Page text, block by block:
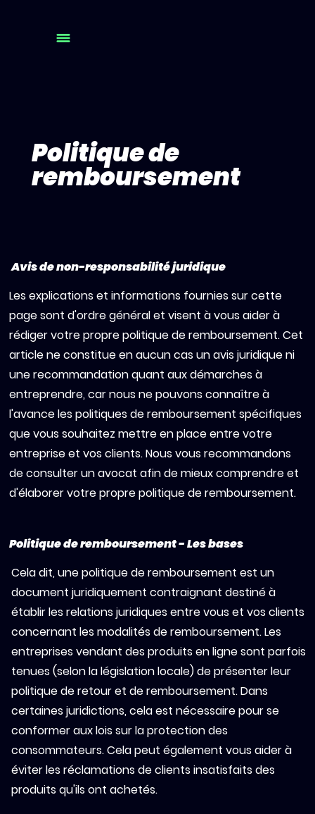
Politique de
remboursement
Avis de non-responsabilité juridique
Les explications et informations fournies sur cette
page sont d'ordre général et visent à vous aider à
rédiger votre propre politique de remboursement. Cet
article ne constitue en aucun cas un avis juridique ni
une recommandation quant aux démarches à
entreprendre, car nous ne pouvons connaître à
l'avance les politiques de remboursement spécifiques
que vous souhaitez mettre en place entre votre
entreprise et vos clients. Nous vous recommandons
de consulter un avocat afin de mieux comprendre et
d'élaborer votre propre politique de remboursement.
Politique de remboursement - Les bases
Cela dit, une politique de remboursement est un
document juridiquement contraignant destiné à
établir les relations juridiques entre vous et vos clients
concernant les modalités de remboursement. Les
entreprises vendant des produits en ligne sont parfois
tenues (selon la législation locale) de présenter leur
politique de retour et de remboursement. Dans
certaines juridictions, cela est nécessaire pour se
conformer aux lois sur la protection des
consommateurs. Cela peut également vous aider à
éviter les réclamations de clients insatisfaits des
produits qu'ils ont achetés.